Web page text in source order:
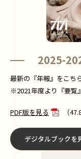
2025-
最新の『年報』をこち
※2021年度より『要覧
PDF版を見る （
デジタルブックを